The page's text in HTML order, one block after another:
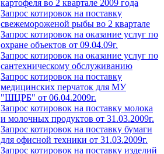
картофеля во 2 квартале 2009 года
Запрос котировок на поставку
свежемороженой рыбы во 2 квартале
Запрос котировок на оказание услуг по
охране объектов от 09.04.09г.
Запрос котировок на оказание услуг по
сантехническому обслуживанию
Запрос котировок на поставку
медицинских перчаток для МУ
"ШЦРБ" от 06.04.2009г.
Запрос котировок на поставку молока
и молочных продуктов от 31.03.2009г.
Запрос котировок на поставку бумаги
для офисной техники от 31.03.2009г.
Запрос котировок на поставку изделий